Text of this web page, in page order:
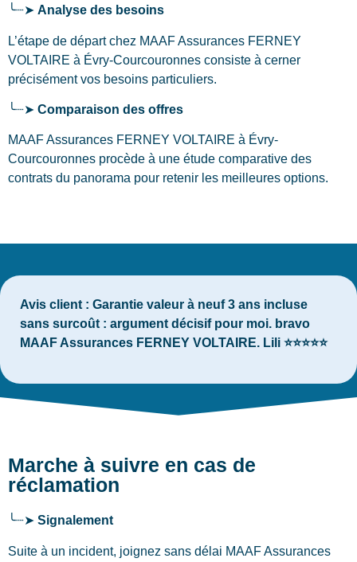
╰┈➤ Analyse des besoins
L’étape de départ chez MAAF Assurances FERNEY
VOLTAIRE à Évry-Courcouronnes consiste à cerner
précisément vos besoins particuliers.
╰┈➤ Comparaison des offres
MAAF Assurances FERNEY VOLTAIRE à Évry-
Courcouronnes procède à une étude comparative des
contrats du panorama pour retenir les meilleures options.
Avis client : Garantie valeur à neuf 3 ans incluse
sans surcoût : argument décisif pour moi. bravo
MAAF Assurances FERNEY VOLTAIRE. Lili ⭐⭐⭐⭐⭐
Marche à suivre en cas de
réclamation
╰┈➤ Signalement
Suite à un incident, joignez sans délai MAAF Assurances